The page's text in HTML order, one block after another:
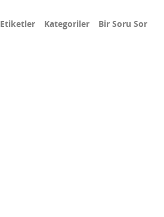
Etiketler Kategoriler Bir Soru Sor